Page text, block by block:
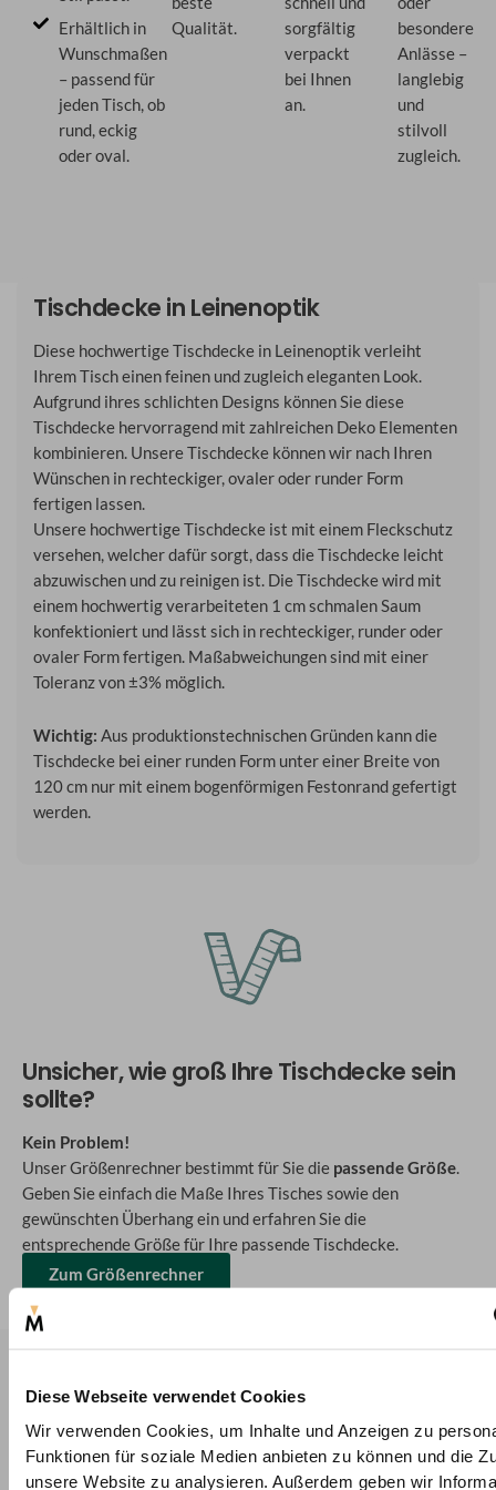
Diese Webseite verwendet Cookies
Wir verwenden Cookies, um Inhalte und Anzeigen zu
Funktionen für soziale Medien anbieten zu können und die
unsere Website zu analysieren. Außerdem geben wir
Erhältlich in
Wunschmaßen
– passend für
jeden Tisch, ob
rund, eckig
oder oval.
Qualität.
sorgfältig
verpackt
bei Ihnen
an.
besondere
Anlässe –
langlebig
und
stilvoll
zugleich.
Tischdecke in Leinenoptik
Diese hochwertige Tischdecke in Leinenoptik verleiht
Ihrem Tisch einen feinen und zugleich eleganten Look.
Aufgrund ihres schlichten Designs können Sie diese
Tischdecke hervorragend mit zahlreichen Deko Elementen
kombinieren. Unsere Tischdecke können wir nach Ihren
Wünschen in rechteckiger, ovaler oder runder Form
fertigen lassen.
Unsere hochwertige Tischdecke ist mit einem Fleckschutz
versehen, welcher dafür sorgt, dass die Tischdecke leicht
abzuwischen und zu reinigen ist. Die Tischdecke wird mit
einem hochwertig verarbeiteten 1 cm schmalen Saum
konfektioniert und lässt sich in rechteckiger, runder oder
ovaler Form fertigen. Maßabweichungen sind mit einer
Toleranz von ±3% möglich.
Wichtig: Aus produktionstechnischen Gründen kann die
Tischdecke bei einer runden Form unter einer Breite von
120 cm nur mit einem bogenförmigen Festonrand gefertigt
werden.
Unsicher, wie groß Ihre Tischdecke sein
sollte?
Kein Problem!
Unser Größenrechner bestimmt für Sie die passende Größe.
Geben Sie einfach die Maße Ihres Tisches sowie den
gewünschten Überhang ein und erfahren Sie die
entsprechende Größe für Ihre passende Tischdecke.
Zum Größenrechner
Unser Tischdecken Versprechen
Über 50.000 Kunden vertrauen auf Deine-
Massanfertigung.de
Passgarantie & 30-Tage-Rückgaberecht